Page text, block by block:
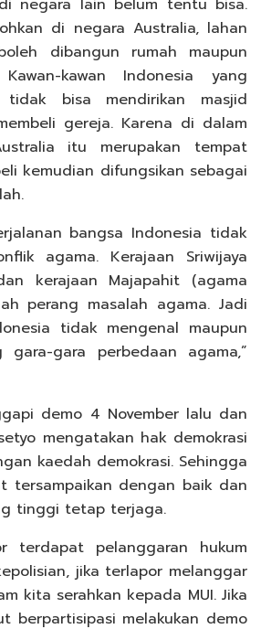
negara lain belum tentu bisa.
di negara Australia, lahan
dibangun rumah maupun
kawan Indonesia yang
tidak bisa mendirikan masjid
gereja. Karena di dalam
itu merupakan tempat
kemudian difungsikan sebagai
bangsa Indonesia tidak
agama. Kerajaan Sriwijaya
kerajaan Majapahit (agama
perang masalah agama. Jadi
tidak mengenal maupun
gara-gara perbedaan agama,”
demo 4 November lalu dan
mengatakan hak demokrasi
kaedah demokrasi. Sehingga
tersampaikan dengan baik dan
tinggi tetap terjaga.
terdapat pelanggaran hukum
jika terlapor melanggar
kita serahkan kepada MUI. Jika
berpartisipasi melakukan demo